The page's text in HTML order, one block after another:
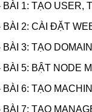
1: TẠO USER,
2: CÀI ĐẶT
3: TẠO DOMAIN
5: BẬT NODE
6: TẠO
7: TẠO